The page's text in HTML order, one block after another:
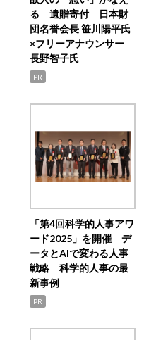
る 遺贈寄付 日本財
団名誉会長 笹川陽平氏
×フリーアナウンサー
長野智子氏
PR
「第4回科学的人事アワ
ード2025」を開催 デ
ータとAIで変わる人事
戦略 科学的人事の最
新事例
PR